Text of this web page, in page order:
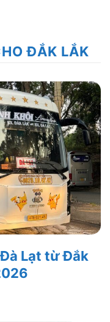
ĐẮK LẮK
Lạt từ Đắk